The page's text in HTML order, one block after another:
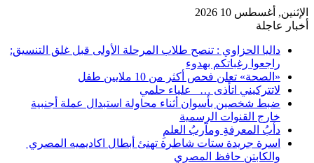
الإثنين, أغسطس 10 2026
أخبار عاجلة
داليا الحزاوي : تنصح طلاب المرحلة الأولى قبل غلق التنسيق:
راجعوا رغباتكم بهدوء
«الصحة» تعلن فحص أكثر من 10 ملايين طفل
لاتتركيني اتأذى … علياء حلمي
ضبط شخصين بأسوان أثناء محاولة استبدال عملة أجنبية
خارج القنوات الرسمية
دأبُ المعرفةِ ومآربُ العلمِ
اسرة جريدة ستات شاطرة تهنئ أبطال اكاديميه المصري
والكابتن حافظ المصري